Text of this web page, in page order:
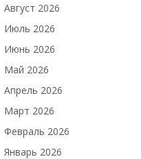
Август 2026
Июль 2026
Июнь 2026
Май 2026
Апрель 2026
Март 2026
Февраль 2026
Январь 2026